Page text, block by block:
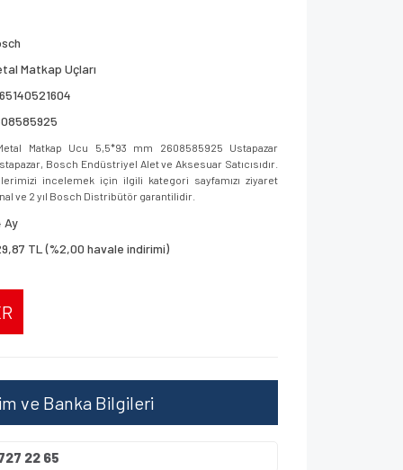
Matkap Uçları
Matkap Ucu 5,5*93 mm 2608585925 Ustapazar
Bosch Endüstriyel Alet ve Aksesuar Satıcısıdır.
incelemek için ilgili kategori sayfamızı ziyaret
ve 2 yıl Bosch Distribütör garantilidir.
Ay
TL (%2,00 havale indirimi)
ve Banka Bilgileri
22 65